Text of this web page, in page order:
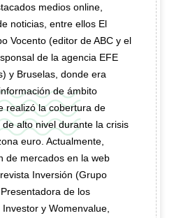
medios online,
noticias, entre ellos El
Vocento (editor de ABC y el
de la agencia EFE
y Bruselas, donde era
de ámbito
realizó la cobertura de
alto nivel durante la crisis
euro. Actualmente,
de mercados en la web
Inversión (Grupo
de los
y Womenvalue,